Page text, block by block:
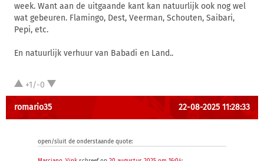
week. Want aan de uitgaande kant kan natuurlijk ook nog wel
wat gebeuren. Flamingo, Dest, Veerman, Schouten, Saibari,
Pepi, etc.
En natuurlijk verhuur van Babadi en Land..
+1/-0
romario35 22-08-2025 11:28:33
open/sluit de onderstaande quote: